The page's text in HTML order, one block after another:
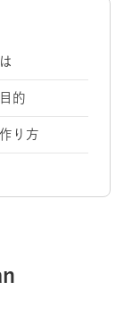
的
り方